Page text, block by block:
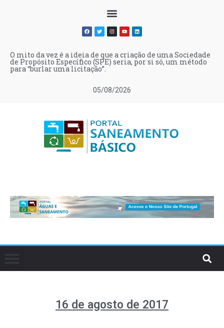
05/08/2026
O mito da vez é a ideia de que a criação de uma Sociedade
de Propósito Específico (SPE) seria, por si só, um método
para “burlar uma licitação”.
16 de agosto de 2017